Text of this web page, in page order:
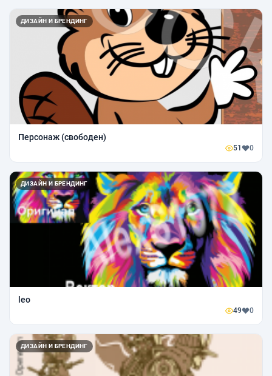
ДИЗАЙН И БРЕНДИНГ
Персонаж (свободен)
51 0
ДИЗАЙН И БРЕНДИНГ
leo
49 0
ДИЗАЙН И БРЕНДИНГ